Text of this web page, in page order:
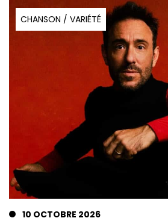
CHANSON / VARIÉTÉ
10 OCTOBRE 2026